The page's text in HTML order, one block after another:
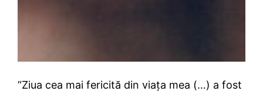
“Ziua cea mai fericită din viața mea (…) a fost